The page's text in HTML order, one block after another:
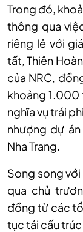
Trong đó,
thông qua
riêng lẻ với
tất, Thiên
của NRC,
khoảng 1.000
nghĩa vụ trái
nhượng dự
Nha Trang.
Song song
qua chủ
đồng từ các
tục tái cấu trúc